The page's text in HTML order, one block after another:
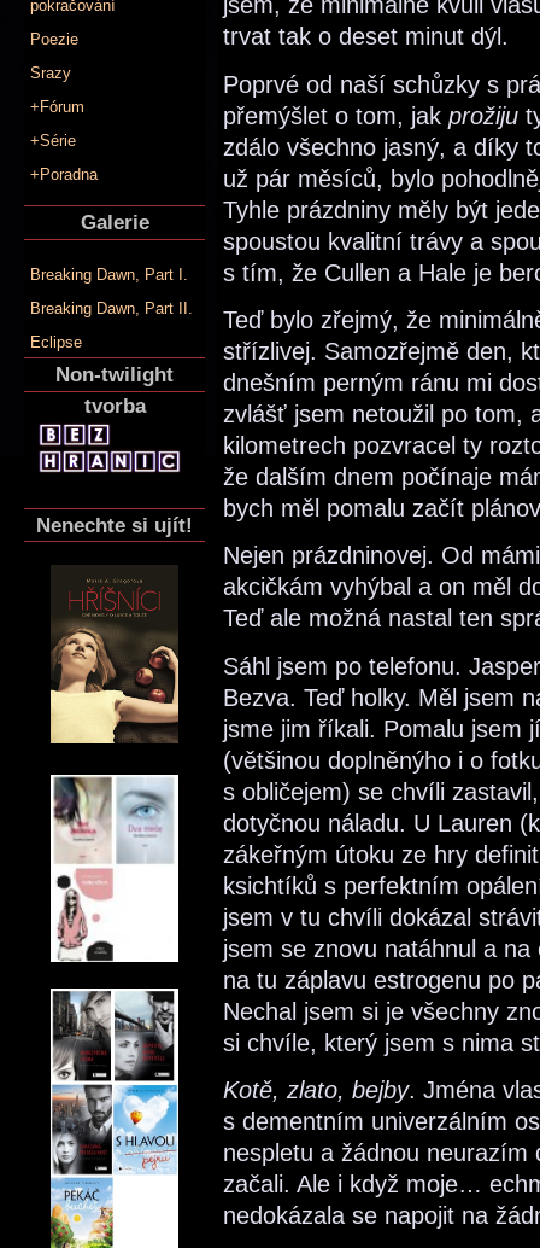
pokračování
Poezie
Srazy
+Fórum
+Série
+Poradna
Galerie
Breaking Dawn, Part I.
Breaking Dawn, Part II.
Eclipse
Non-twilight
tvorba
Nenechte si ujít!
trvat tak o deset minut dýl.
Poprvé od naší schůzky s
přemýšlet o tom, jak prožiju
zdálo všechno jasný, a díky
už pár měsíců, bylo
Tyhle prázdniny měly být
spoustou kvalitní trávy a
s tím, že Cullen a Hale je
Teď bylo zřejmý, že
střízlivej. Samozřejmě den,
dnešním perným ránu mi
zvlášť jsem netoužil po tom,
kilometrech pozvracel ty
že dalším dnem počínaje
bych měl pomalu začít
Nejen prázdninovej. Od
akcičkám vyhýbal a on měl
Teď ale možná nastal ten
Sáhl jsem po telefonu.
Bezva. Teď holky. Měl jsem
jsme jim říkali. Pomalu jsem
(většinou doplněnýho i o
s obličejem) se chvíli
dotyčnou náladu. U Lauren
zákeřným útoku ze hry
ksichtíků s perfektním
jsem v tu chvíli dokázal
jsem se znovu natáhnul a
na tu záplavu estrogenu po
Nechal jsem si je všechny
si chvíle, který jsem s nima
Kotě, zlato, bejby. Jména
s dementním univerzálním
nespletu a žádnou
začali. Ale i když moje…
nedokázala se napojit na